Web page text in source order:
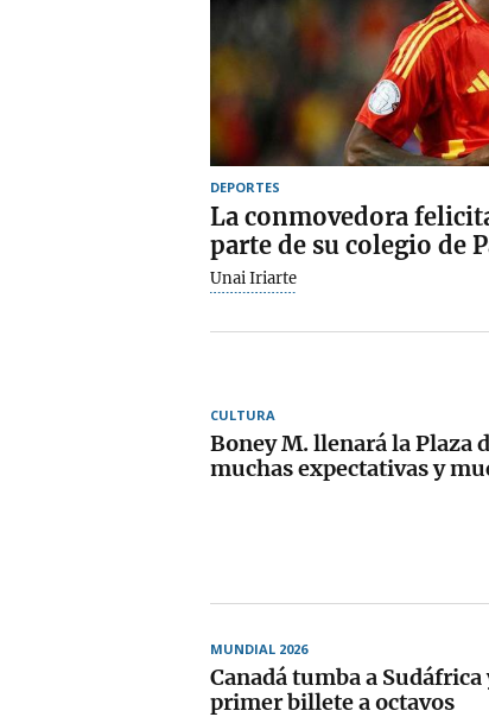
DEPORTES
La conmovedora
parte de su colegio de
Unai Iriarte
CULTURA
Boney M. llenará la Plaza
muchas expectativas y
MUNDIAL 2026
Canadá tumba a
primer billete a octavos